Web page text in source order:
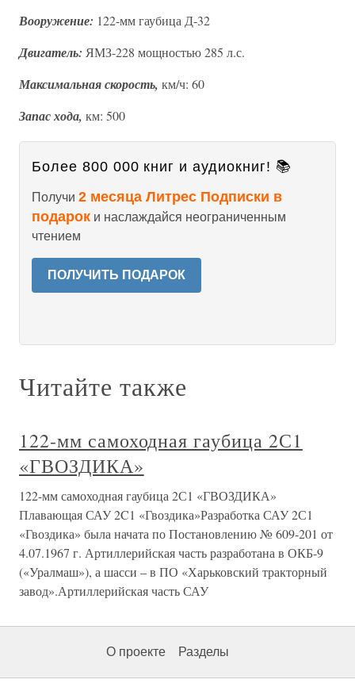
Вооружение: 122-мм гаубица Д-32
Двигатель: ЯМЗ-228 мощностью 285 л.с.
Максимальная скорость, км/ч: 60
Запас хода, км: 500
Более 800 000 книг и аудиокниг! 📚
Получи 2 месяца Литрес Подписки в
подарок и наслаждайся неограниченным
чтением
ПОЛУЧИТЬ ПОДАРОК
Читайте также
122-мм самоходная гаубица 2С1
«ГВОЗДИКА»
122-мм самоходная гаубица 2С1 «ГВОЗДИКА»
Плавающая САУ 2C1 «Гвоздика»Разработка САУ 2С1
«Гвоздика» была начата по Постановлению № 609-201 от
4.07.1967 г. Артиллерийская часть разработана в ОКБ-9
(«Уралмаш»), а шасси – в ПО «Харьковский тракторный
завод».Артиллерийская часть САУ
О проекте Разделы